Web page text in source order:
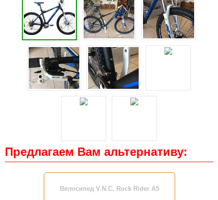
Предлагаем Вам альтернативу:
Велосипед V.N.C. Rock Rider A5